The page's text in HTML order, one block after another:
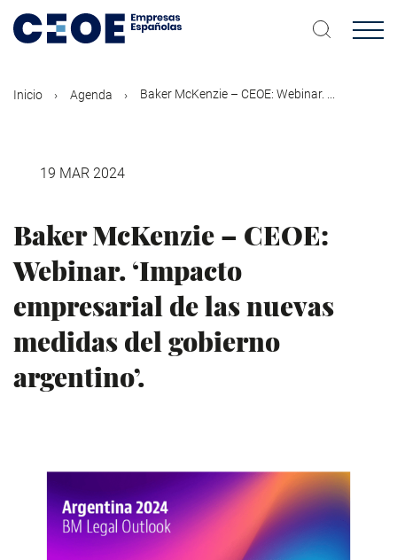
contenido
Inicio Agenda Baker McKenzie – CEOE: Webinar. ...
19 MAR 2024
Baker McKenzie – CEOE:
Webinar. ‘Impacto
empresarial de las nuevas
medidas del gobierno
argentino’.